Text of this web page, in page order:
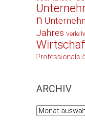
n
Jahres
Professionals
ARCHIV
Archiv